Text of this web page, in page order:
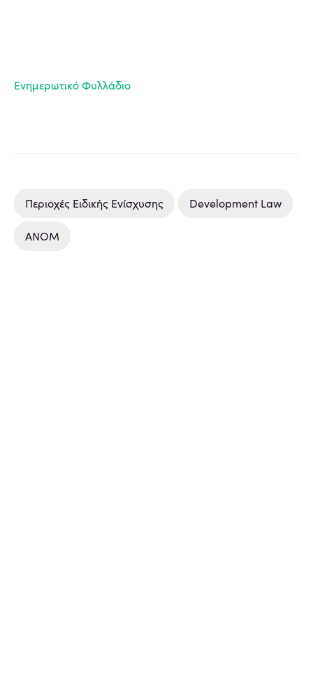
Ενημερωτικό Φυλλάδιο
Περιοχές Ειδικής Ενίσχυσης Development Law
ΑΝΟΜ